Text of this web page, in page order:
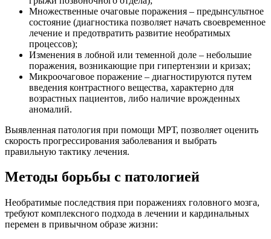
Множественные очаговые поражения – предынсультное
состояние (диагностика позволяет начать своевременное
лечение и предотвратить развитие необратимых
процессов);
Изменения в лобной или теменной доле – небольшие
поражения, возникающие при гипертензии и кризах;
Микроочаговое поражение – диагностируются путем
введения контрастного вещества, характерно для
возрастных пациентов, либо наличие врожденных
аномалий.
Выявленная патология при помощи МРТ, позволяет оценить
скорость прогрессирования заболевания и выбрать
правильную тактику лечения.
Методы борьбы с патологией
Необратимые последствия при поражениях головного мозга,
требуют комплексного подхода в лечении и кардинальных
перемен в привычном образе жизни: